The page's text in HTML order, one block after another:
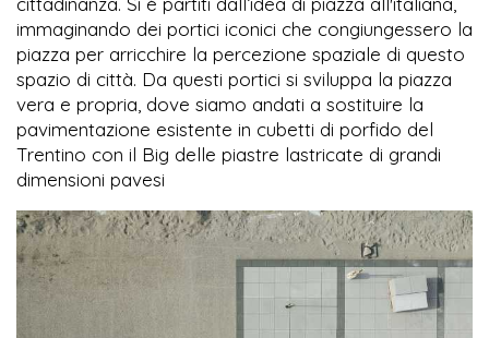
immaginando dei portici iconici che congiungessero la
piazza per arricchire la percezione spaziale di questo
spazio di città. Da questi portici si sviluppa la piazza
vera e propria, dove siamo andati a sostituire la
pavimentazione esistente in cubetti di porfido del
Trentino con il Big delle piastre lastricate di grandi
dimensioni pavesi